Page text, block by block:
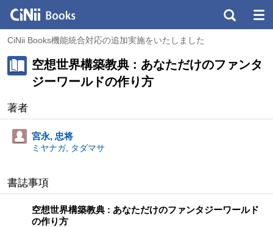
CiNii Books機能統合対応の追加実施をいたしました
空想世界構築教典 : あなただけのファンタ
ジーワールドの作り方
著者
宮永, 忠将
ミヤナガ, タダマサ
書誌事項
空想世界構築教典 : あなただけのファンタジーワールド
の作り方